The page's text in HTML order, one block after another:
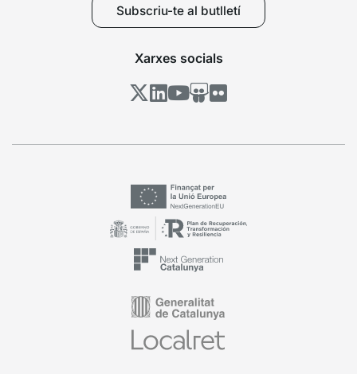
Subscriu-te al butlletí
Xarxes socials